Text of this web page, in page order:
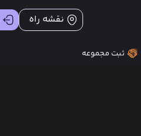
نقشه راه
ثبت مجموعه